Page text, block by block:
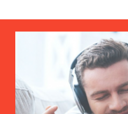
12 maja 2022 o 20:50
W Polsce też tak powinno być!
ODPOWIEDZ
2 GŁOSY